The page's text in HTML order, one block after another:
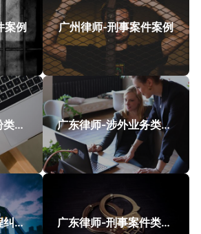
案例 广州律师-刑事案件案例
广东律师-股权纠纷类案件案例 广东律师-涉外业务类案件案例
广东律师-建筑工程纠纷类案件案例 广东律师-刑事案件类案例